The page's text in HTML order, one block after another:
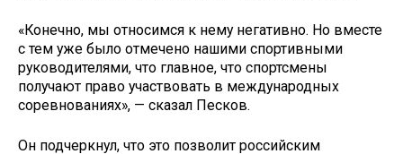
«Конечно, мы относимся к нему негативно. Но вместе
с тем уже было отмечено нашими спортивными
руководителями, что главное, что спортсмены
получают право участвовать в международных
соревнованиях», — сказал Песков.
Он подчеркнул, что это позволит российским